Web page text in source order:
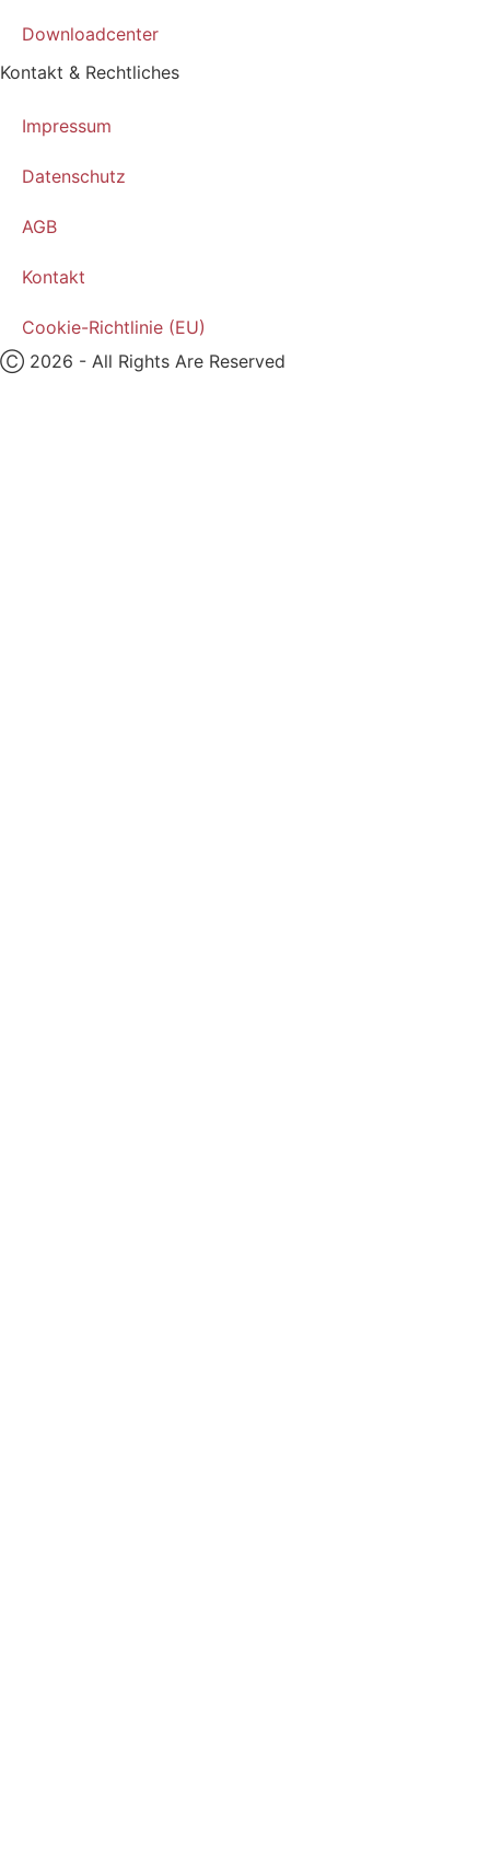
Downloadcenter
Kontakt & Rechtliches
Impressum
Datenschutz
AGB
Kontakt
Cookie-Richtlinie (EU)
Ⓒ 2026 - All Rights Are Reserved